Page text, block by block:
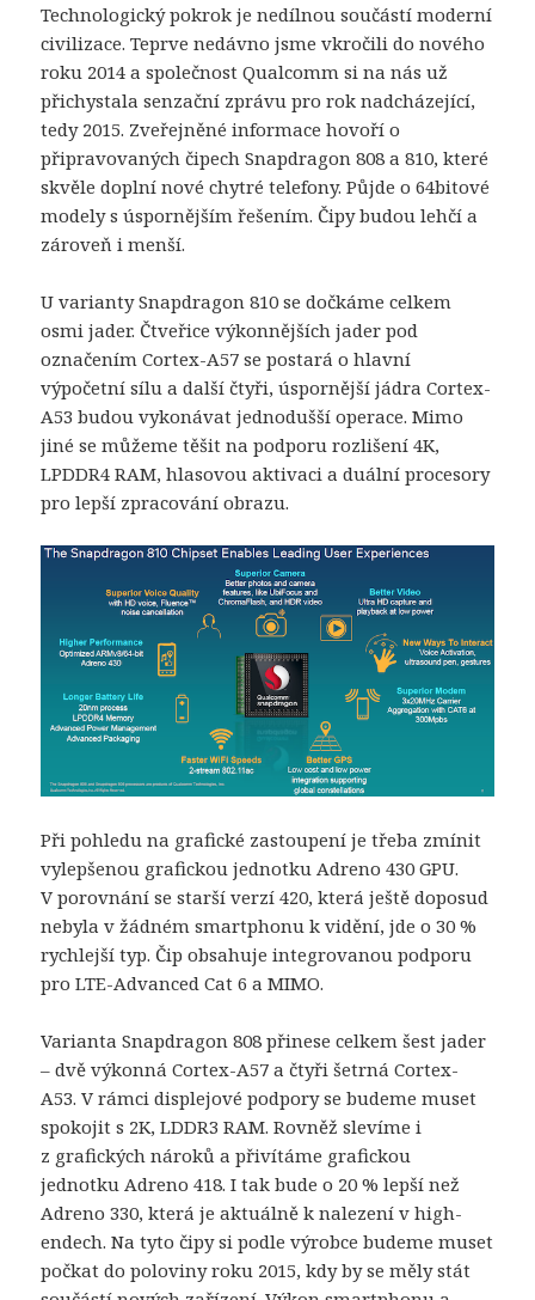
Technologický pokrok je nedílnou součástí moderní
civilizace. Teprve nedávno jsme vkročili do nového
roku 2014 a společnost Qualcomm si na nás už
přichystala senzační zprávu pro rok nadcházející,
tedy 2015. Zveřejněné informace hovoří o
připravovaných čipech Snapdragon 808 a 810, které
skvěle doplní nové chytré telefony. Půjde o 64bitové
modely s úspornějším řešením. Čipy budou lehčí a
zároveň i menší.
U varianty Snapdragon 810 se dočkáme celkem
osmi jader. Čtveřice výkonnějších jader pod
označením Cortex-A57 se postará o hlavní
výpočetní sílu a další čtyři, úspornější jádra Cortex-
A53 budou vykonávat jednodušší operace. Mimo
jiné se můžeme těšit na podporu rozlišení 4K,
LPDDR4 RAM, hlasovou aktivaci a duální procesory
pro lepší zpracování obrazu.
Při pohledu na grafické zastoupení je třeba zmínit
vylepšenou grafickou jednotku Adreno 430 GPU.
V porovnání se starší verzí 420, která ještě doposud
nebyla v žádném smartphonu k vidění, jde o 30 %
rychlejší typ. Čip obsahuje integrovanou podporu
pro LTE-Advanced Cat 6 a MIMO.
Varianta Snapdragon 808 přinese celkem šest jader
– dvě výkonná Cortex-A57 a čtyři šetrná Cortex-
A53. V rámci displejové podpory se budeme muset
spokojit s 2K, LDDR3 RAM. Rovněž slevíme i
z grafických nároků a přivítáme grafickou
jednotku Adreno 418. I tak bude o 20 % lepší než
Adreno 330, která je aktuálně k nalezení v high-
endech. Na tyto čipy si podle výrobce budeme muset
počkat do poloviny roku 2015, kdy by se měly stát